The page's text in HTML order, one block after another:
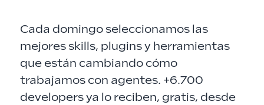
Cada domingo seleccionamos las
mejores skills, plugins y herramientas
que están cambiando cómo
trabajamos con agentes. +6.700
developers ya lo reciben, gratis, desde